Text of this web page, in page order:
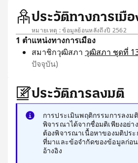
ประวัติทางการเมือ
หมายเหตุ : ข้อมูลย้อนหลังถึงปี 2562
1 ตำแหน่งทางการเมือง
สมาชิกวุฒิสภา วุฒิสภา ชุดที่
ปัจจุบัน)
ประวัติการลงมติ
การประเมินพฤติกรรมการลงม
พิจารณาได้จากชื่อมติเพียงอย่า
ต้องพิจารณาเนื้อหาของมติปร
ที่มาและข้อจำกัดของข้อมูลก่อ
อ้างอิง